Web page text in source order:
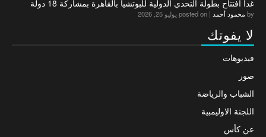
غدا افتتاح بطولة التحدي الدولية للبوتشيا بالقاهرة بمشاركة 18 دولة
by محمود أحمد | posted on يوليو 25, 2026
لا يفوتك
فيديوهات
صور
الشباب والرياضة
اللجنة الاوليمبية
عن كأس